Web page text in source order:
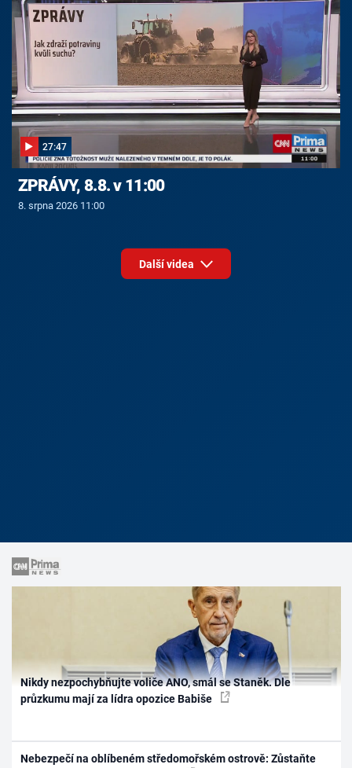
27:47
ZPRÁVY, 8.8. v 11:00
8. srpna 2026 11:00
Další videa
Nikdy nezpochybňujte voliče ANO, smál se Staněk. Dle
průzkumu mají za lídra opozice Babiše
Nebezpečí na oblíbeném středomořském ostrově: Zůstaňte